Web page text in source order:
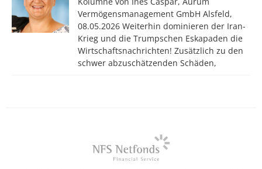
Vermögensmanagement GmbH Alsfeld,
08.05.2026 Weiterhin dominieren der Iran-
Krieg und die Trumpschen Eskapaden die
Wirtschaftsnachrichten! Zusätzlich zu den
schwer abzuschätzenden Schäden,